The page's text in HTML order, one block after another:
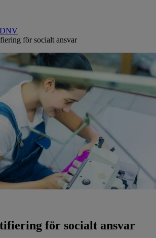
för socialt ansvar
för socialt ansvar